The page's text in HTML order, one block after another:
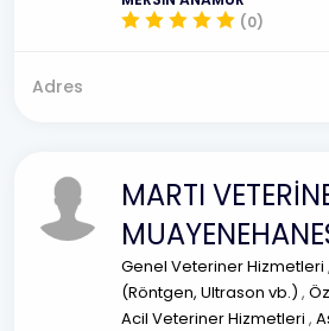
(0)
Adres
MARTI
Genel Veteriner Hizmetleri ,
(Röntgen, Ultrason vb.) ,
Acil Veteriner Hizmetleri ,